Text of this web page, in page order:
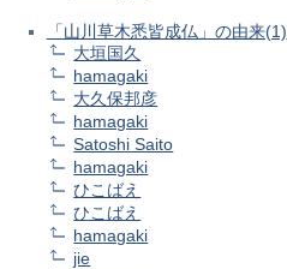
「山川草木悉皆成仏」の由来(1)
大垣国久
hamagaki
大久保邦彦
hamagaki
Satoshi Saito
hamagaki
ひこばえ
ひこばえ
hamagaki
jie